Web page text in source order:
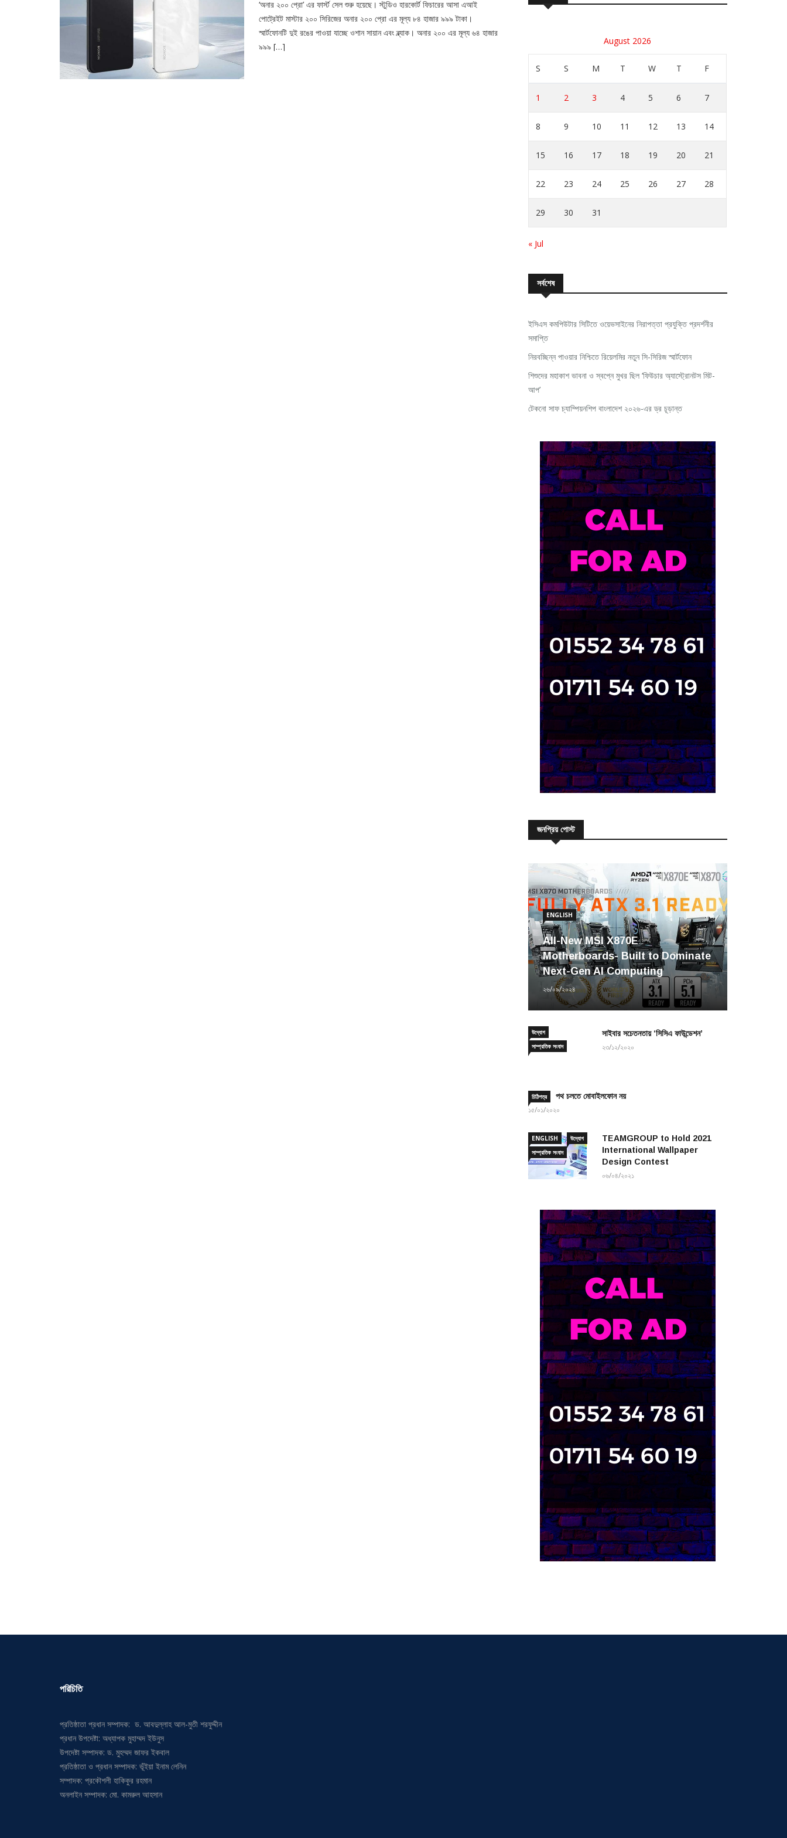
‘অনার ২০০ প্রো’ এর ফার্স্ট সেল শুরু হয়েছে। স্টুডিও হারকোর্ট ফিচারের আসা এআই
পোট্রেইট মাস্টার ২০০ সিরিজের অনার ২০০ প্রো এর মূল্য ৮৪ হাজার ৯৯৯ টাকা।
স্মার্টফোনটি দুই রঙের পাওয়া যাচ্ছে ওশান সায়ান এবং ব্ল্যাক। অনার ২০০ এর মূল্য ৬৪ হাজার
৯৯৯ […]
August 2026
S S M T W T F
1 2 3 4 5 6 7
8 9 10 11 12 13 14
15 16 17 18 19 20 21
22 23 24 25 26 27 28
29 30 31
« Jul
সর্বশেষ
ইসিএস কমপিউটার সিটিতে ওয়েভসাইনের নিরাপত্তা প্রযুক্তি প্রদর্শনীর
সমাপ্তি
নিরবচ্ছিন্ন পাওয়ার নিশ্চিতে রিয়েলমির নতুন সি-সিরিজ স্মার্টফোন
শিশুদের মহাকাশ ভাবনা ও স্বপ্নে মুখর ছিল ‘ফিউচার অ্যাস্ট্রোনটস মিট-
আপ’
টেকনো সাফ চ্যাম্পিয়নশিপ বাংলাদেশ ২০২৬-এর ড্র চূড়ান্ত
জনপ্রিয় পোস্ট
ENGLISH
All-New MSI X870E
Motherboards- Built to Dominate
Next-Gen AI Computing
২৬/০৯/২০২৪
উদ্যোগ
সাম্প্রতিক সংবাদ
সাইবার সচেতনতায় ‘সিসিএ ফাউন্ডেশন’
২৩/১২/২০২০
চিঠিপত্র পথ চলতে মোবাইলফোন নয়
১৫/০১/২০২০
ENGLISH
উদ্যোগ
সাম্প্রতিক সংবাদ
TEAMGROUP to Hold 2021
International Wallpaper
Design Contest
০৬/০৪/২০২১
পরিচিতি
প্রতিষ্ঠাতা প্রধান সম্পাদক: ড. আবদুল্লাহ আল-মুতী শরফুদ্দীন
প্রধান উপদেষ্টা: অধ্যাপক মুহাম্মদ ইউনুস
উপদেষ্টা সম্পাদক: ড. মুহম্মদ জাফর ইকবাল
প্রতিষ্ঠাতা ও প্রধান সম্পাদক: ভূঁইয়া ইনাম লেনিন
সম্পাদক: প্রকৌশলী হাকিকুর রহমান
অনলাইন সম্পাদক: মো. কামরুল আহসান